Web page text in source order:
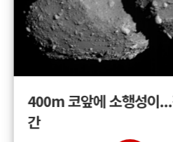
400m 코앞에 소행성이
간